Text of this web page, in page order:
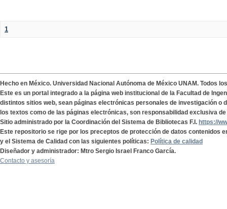
1
Hecho en México. Universidad Nacional Autónoma de México UNAM. Todos
Este es un portal integrado a la página web institucional de la Facultad de
distintos sitios web, sean páginas electrónicas personales de investigación o
los textos como de las páginas electrónicas, son responsabilidad exclusiva
Sitio administrado por la Coordinación del Sistema de Bibliotecas F.I. https://
Este repositorio se rige por los preceptos de protección de datos contenidos
y el Sistema de Calidad con las siguientes políticas: Política de calidad
Diseñador y administrador: Mtro Sergio Israel Franco García.
Contacto y asesoría